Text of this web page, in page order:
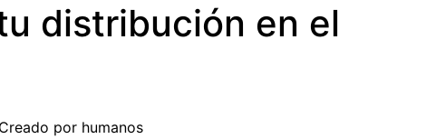
distribución en el
Creado por humanos